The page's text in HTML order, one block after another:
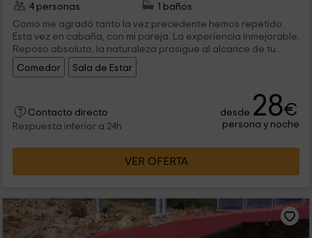
4 personas
1 baños
Como me agradó tanto la vez precedente hemos repetido.
Esta vez en cabaña, con mi pareja. La experiencia inmejorable.
Reposo absoluto, la naturaleza prosigue al alcance de tu
mano y en la cabaña no echas de menos nada. Limpieza,
comodidad en medio del monte... vacaciones perfectas. El
de la familia a este paso. Pienso reiterar mientras que pueda.
Comedor Sala de Estar
Contacto directo
Respuesta inferior a 24h
desde 28€
persona y noche
VER OFERTA